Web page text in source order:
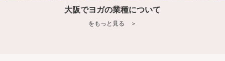
大阪でヨガの業種について
をもっと見る ＞